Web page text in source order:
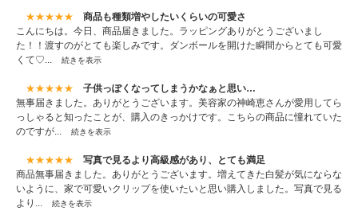
★★★★★
商品も種類増やしたいくらいの可愛さ
こんにちは。今日、商品届きました。ラッピングありがとうございまし
た！！渡すのがとても楽しみです。ダンボールを開けた瞬間からとても可愛
くて♡...
続きを表示
★★★★★
子供っぽくなってしまうかなぁと思い…
無事届きました。ありがとうございます。美容家の神崎恵さんが愛用してら
っしゃると知ったことが、購入のきっかけです。こちらの商品に憧れていた
のですが...
続きを表示
★★★★★
写真で見るより高級感があり、とても満足
商品無事届きました。ありがとうございます。増えてきた白髪が気にならな
いように、家で可愛いクリップを使いたいと思い購入しました。写真で見る
より...
続きを表示